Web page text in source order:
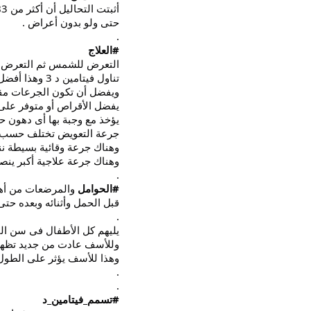
أثبتت التحاليل أن أكثر من 83% يعانون من نقص فيتامين د بدرجات مختلفة
حتى ولو بدون أعراض .
.
#العلاج
التعرض للشمس ثم
تناول فيتامين د 3 وهذا أفضل من د 2
ويفضل أن تكون الجرعات
يفضل الأقراص أو متوفر
يؤخذ مع وجبة بها أى
جرعة التعويض تختلف حسب
وهناك جرعة وقائية بسيطة
وهناك جرعة علاجية أكبر
.
#الحوامل والمرضعات من
قبل الحمل وأثنائه وبعده
.
يليهم كل الأطفال فى سن
وللأسف عادت من جديد
وهذا للأسف يؤثر على
.
.
#تسمم_فيتامين_د